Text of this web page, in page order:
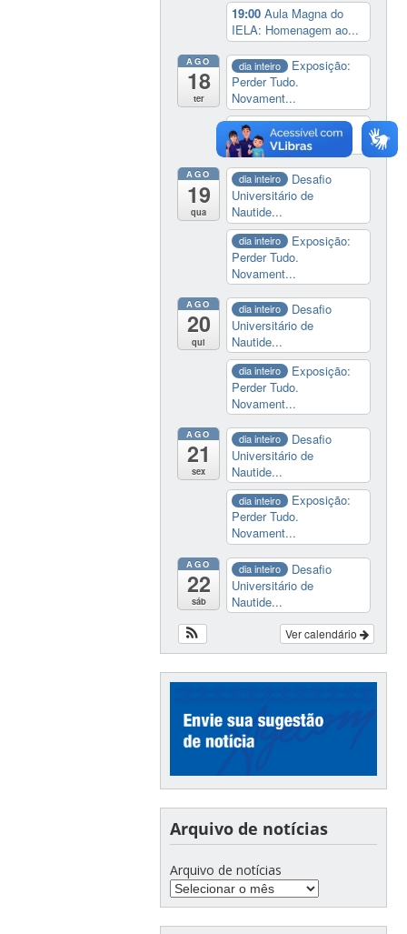
19:00Aula Magna do
IELA: Homenagem ao...
AGO
18
ter
dia inteiro
Exposição:
Perder Tudo.
Novament...
14:00Soberania
tecnológica e digital
AGO
19
qua
dia inteiro
Desafio
Universitário de
Nautide...
dia inteiro
Exposição:
Perder Tudo.
Novament...
AGO
20
qui
dia inteiro
Desafio
Universitário de
Nautide...
dia inteiro
Exposição:
Perder Tudo.
Novament...
AGO
21
sex
dia inteiro
Desafio
Universitário de
Nautide...
dia inteiro
Exposição:
Perder Tudo.
Novament...
AGO
22
sáb
dia inteiro
Desafio
Universitário de
Nautide...
Ver calendário
Arquivo de notícias
Arquivo de notícias